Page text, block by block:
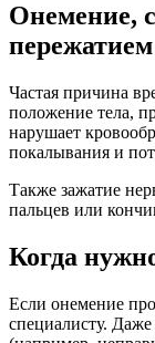
Онемение,
пережатием
Частая причина
положение тела,
нарушает
покалывания и
Также зажатие
пальцев или
Когда
Если онемение
специалисту.